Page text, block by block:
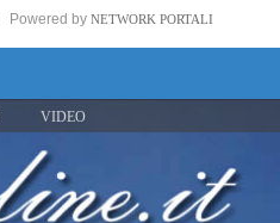
Powered by NETWORK PORTALI
VIDEO